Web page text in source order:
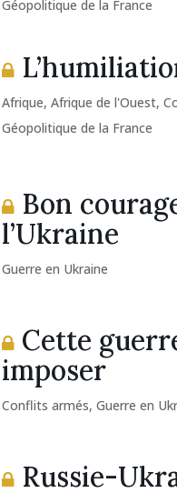
Géopolitique de la France
Afrique,Afrique de l'Ouest,
Géopolitique de la France
Bon
l’Ukraine
Guerre en Ukraine
Cette
imposer
Conflits armés,Guerre en
Russie-